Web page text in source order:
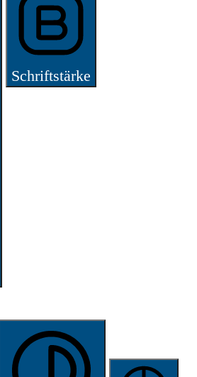
Schriftstärke